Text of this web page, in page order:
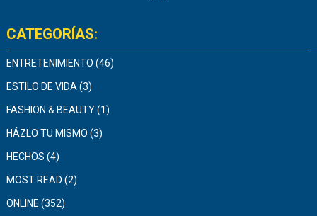
CATEGORÍAS:
ENTRETENIMIENTO (46)
ESTILO DE VIDA (3)
FASHION & BEAUTY(1)
HÁZLO TU MISMO (3)
HECHOS (4)
MOST READ (2)
ONLINE (352)